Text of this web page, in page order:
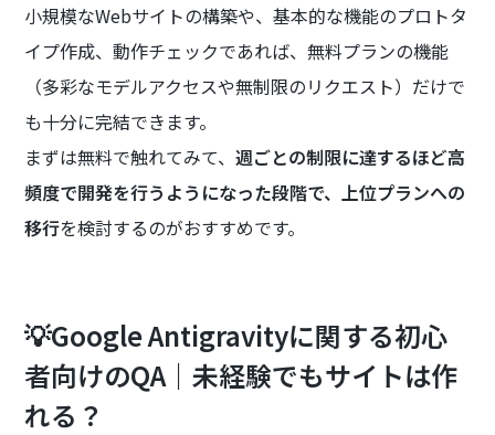
小規模なWebサイトの構築や、基本的な機能のプロトタ
イプ作成、動作チェックであれば、無料プランの機能
（多彩なモデルアクセスや無制限のリクエスト）だけで
も十分に完結できます。
まずは無料で触れてみて、週ごとの制限に達するほど高
頻度で開発を行うようになった段階で、上位プランへの
移行を検討するのがおすすめです。
💡Google Antigravityに関する初心
者向けのQA｜未経験でもサイトは作
れる？